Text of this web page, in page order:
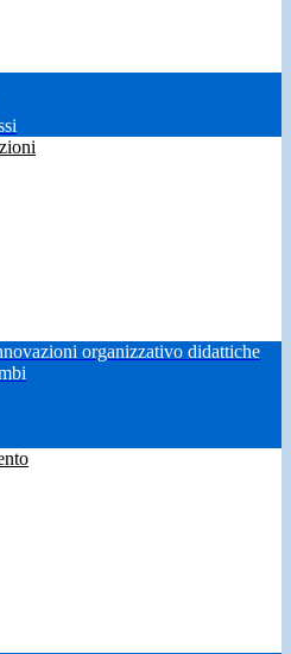
organizzativo didattiche